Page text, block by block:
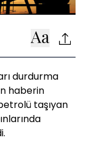
durdurma
haberin
taşıyan